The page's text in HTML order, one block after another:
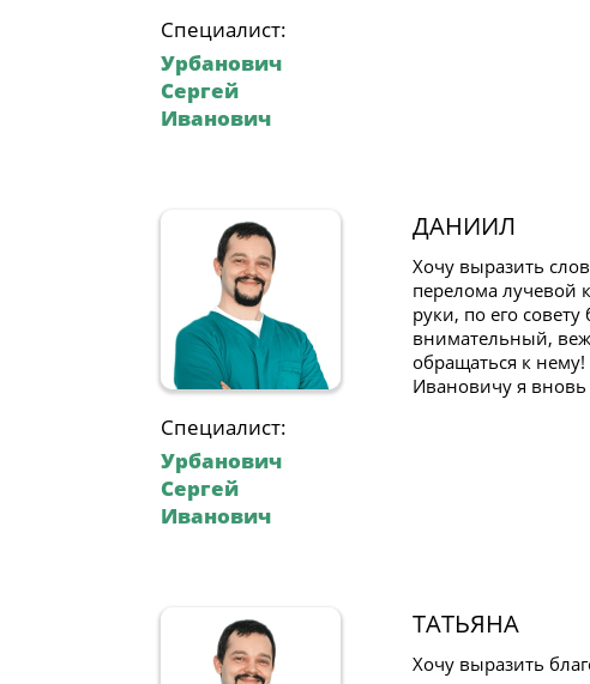
Специалист:
Урбанович
Сергей
Иванович
Специалист:
Урбанович
Сергей
Иванович
ДАНИИЛ
Хочу выразить
перелома лучевой
руки, по его
внимательный,
обращаться к
Ивановичу я вновь
ТАТЬЯНА
Хочу выразить